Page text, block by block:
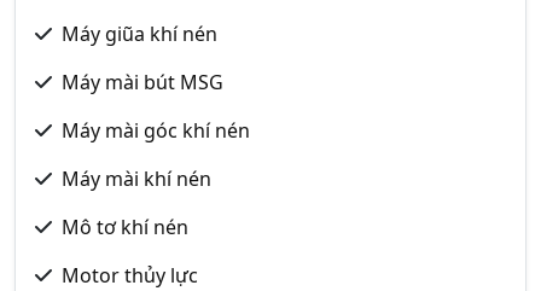
Máy giũa khí nén
Máy mài bút MSG
Máy mài góc khí nén
Máy mài khí nén
Mô tơ khí nén
Motor thủy lực